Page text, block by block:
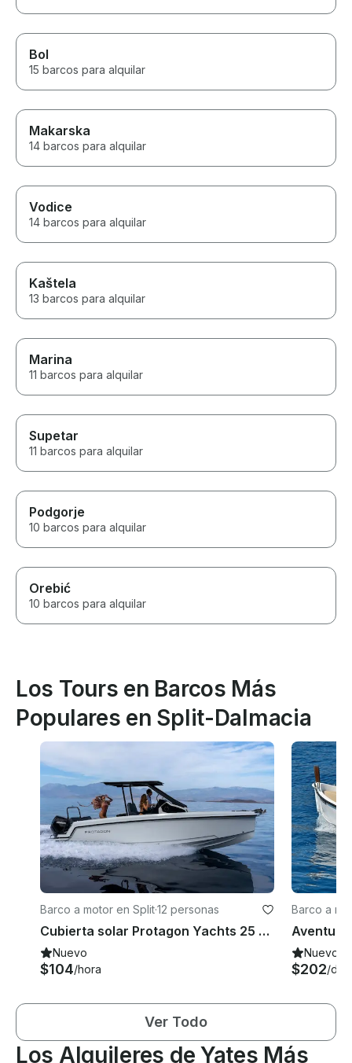
Bol
15 barcos para alquilar
Makarska
14 barcos para alquilar
Vodice
14 barcos para alquilar
Kaštela
13 barcos para alquilar
Marina
11 barcos para alquilar
Supetar
11 barcos para alquilar
Podgorje
10 barcos para alquilar
Orebić
10 barcos para alquilar
Los Tours en Barcos Más
Populares en Split-Dalmacia
Barco a motor en Split·12 personas
Cubierta solar Protagon Yachts 25 - Mercury Seapro V8 300 CV - ¡Nuevo!
Nuevo
$104/hora
Barco a
Nuevo
$202/día
Ver Todo
Los Alquileres de Yates Más